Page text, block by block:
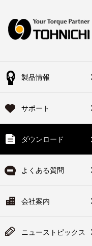
製品情報
サポート
ダウンロード
よくある質問
会社案内
ニューストピックス
タ／チェッカ
サポート
サービス
アサービス
ーサービス
イドサービス
器総合製品案内
ンドブック
正装置
カイブ
ツリスト
くある質問
位について
使い方について
理について
ビリティ体系図・非該
方法など
社案内
社概要
のご挨拶
点一覧
連会社
変換
会員の方
録済の方は下記ボタ
ログイン
会員登録が必要にな